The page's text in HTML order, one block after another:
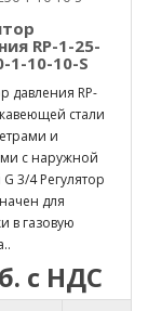
RP-1-25-
1-10-10-S
давления RP-
стали
и
с наружной
3/4 Регулятор
для
в газовую
с НДС